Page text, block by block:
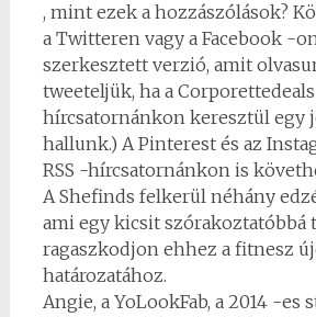
, mint ezek a hozzászólások?
a Twitteren vagy a Facebook -
szerkesztett verzió, amit
tweeteljük, ha a
hírcsatornánkon keresztül egy
hallunk.) A Pinterest és az
RSS -hírcsatornánkon is
A Shefinds felkerül néhány
ami egy kicsit szórakoztatóbbá
ragaszkodjon ehhez a fitnesz
határozatához.
Angie, a YoLookFab, a 2014 -es